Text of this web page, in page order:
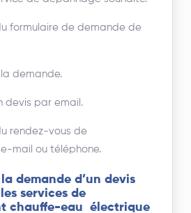
formulaire de demande de
la demande.
devis par email.
rendez-vous de
e-mail ou téléphone.
la demande d’un devis
services de
chauffe-eau électrique